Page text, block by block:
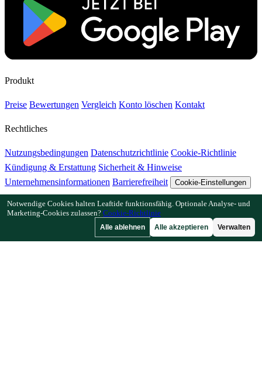
Produkt
Preise Bewertungen Vergleich Konto löschen Kontakt
Rechtliches
Nutzungsbedingungen Datenschutzrichtlinie Cookie-Richtlinie
Kündigung & Erstattung Sicherheit & Hinweise
Unternehmensinformationen Barrierefreiheit Cookie-Einstellungen
Funktionen
Beetplaner-Anleitung Pflanzenbibliothek
Gartengalerie
Notwendige Cookies halten Leaftide funktionsfähig. Optionale Analyse- und
Marketing-Cookies zulassen? Cookie-Richtlinie
Alle ablehnen Alle akzeptieren Verwalten